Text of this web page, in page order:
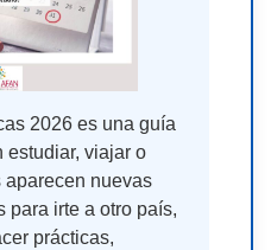
2026 es una guía
estudiar, viajar o
aparecen nuevas
para irte a otro país,
prácticas,